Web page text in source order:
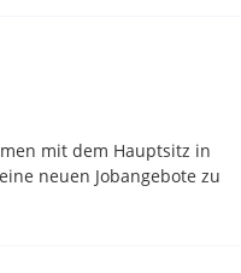
mit dem Hauptsitz in
neuen Jobangebote zu